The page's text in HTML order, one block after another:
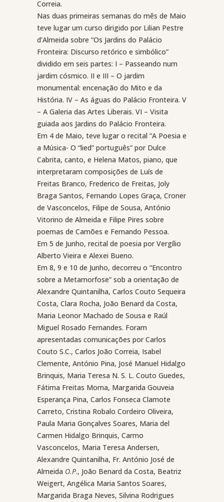
Correia.
Nas duas primeiras semanas do mês de Maio
teve lugar um curso dirigido por Lilian Pestre
d’Almeida sobre “Os Jardins do Palácio
Fronteira: Discurso retórico e simbólico”
dividido em seis partes: I – Passeando num
jardim cósmico. II e III – O jardim
monumental: encenação do Mito e da
História. IV – As águas do Palácio Fronteira. V
– A Galeria das Artes Liberais. VI – Visita
guiada aos Jardins do Palácio Fronteira.
Em 4 de Maio, teve lugar o recital “A Poesia e
a Música- O “lied” português” por Dulce
Cabrita, canto, e Helena Matos, piano, que
interpretaram composições de Luís de
Freitas Branco, Frederico de Freitas, Joly
Braga Santos, Fernando Lopes Graça, Croner
de Vasconcelos, Filipe de Sousa, António
Vitorino de Almeida e Filipe Pires sobre
poemas de Camões e Fernando Pessoa.
Em 5 de Junho, recital de poesia por Vergílio
Alberto Vieira e Alexei Bueno.
Em 8, 9 e 10 de Junho, decorreu o “Encontro
sobre a Metamorfose” sob a orientação de
Alexandre Quintanilha, Carlos Couto Sequeira
Costa, Clara Rocha, João Benard da Costa,
Maria Leonor Machado de Sousa e Raúl
Miguel Rosado Fernandes. Foram
apresentadas comunicações por Carlos
Couto S.C., Carlos João Correia, Isabel
Clemente, António Pina, José Manuel Hidalgo
Brinquis, Maria Teresa N. S. L. Couto Guedes,
Fátima Freitas Morna, Margarida Gouveia
Esperança Pina, Carlos Fonseca Clamote
Carreto, Cristina Robalo Cordeiro Oliveira,
Paula Maria Gonçalves Soares, Maria del
Carmen Hidalgo Brinquis, Carmo
Vasconcelos, Maria Teresa Andersen,
Alexandre Quintanilha, Fr. António José de
Almeida O.P., João Benard da Costa, Beatriz
Weigert, Angélica Maria Santos Soares,
Margarida Braga Neves, Silvina Rodrigues